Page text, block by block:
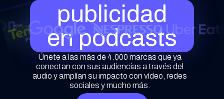
publicidad
en podcasts
Únete a las más de 4.000 marcas que ya
conectan con sus audiencias a través del
audio y amplían su impacto con vídeo, redes
sociales y mucho más.